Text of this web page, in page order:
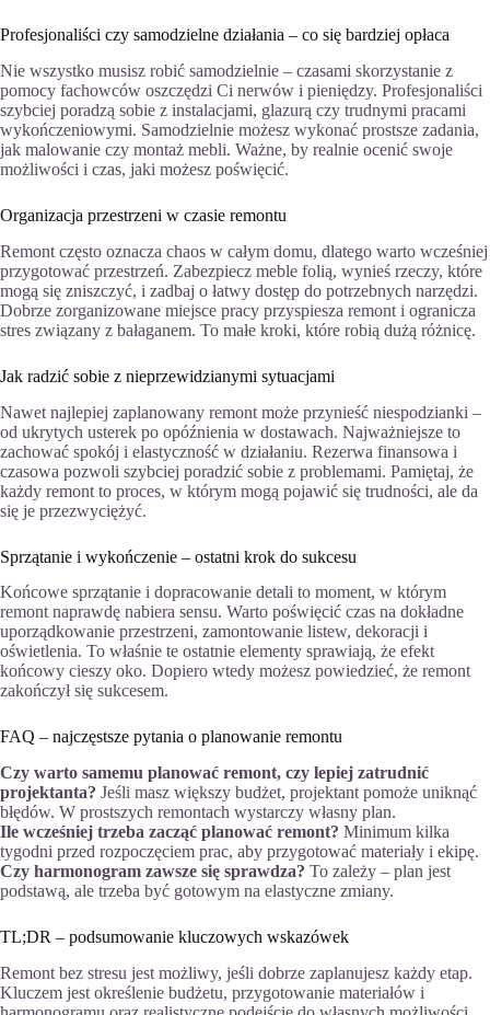
Profesjonaliści czy samodzielne działania – co się bardziej opłaca
Nie wszystko musisz robić samodzielnie – czasami skorzystanie z
pomocy fachowców oszczędzi Ci nerwów i pieniędzy. Profesjonaliści
szybciej poradzą sobie z instalacjami, glazurą czy trudnymi pracami
wykończeniowymi. Samodzielnie możesz wykonać prostsze zadania,
jak malowanie czy montaż mebli. Ważne, by realnie ocenić swoje
możliwości i czas, jaki możesz poświęcić.
Organizacja przestrzeni w czasie remontu
Remont często oznacza chaos w całym domu, dlatego warto wcześniej
przygotować przestrzeń. Zabezpiecz meble folią, wynieś rzeczy, które
mogą się zniszczyć, i zadbaj o łatwy dostęp do potrzebnych narzędzi.
Dobrze zorganizowane miejsce pracy przyspiesza remont i ogranicza
stres związany z bałaganem. To małe kroki, które robią dużą różnicę.
Jak radzić sobie z nieprzewidzianymi sytuacjami
Nawet najlepiej zaplanowany remont może przynieść niespodzianki –
od ukrytych usterek po opóźnienia w dostawach. Najważniejsze to
zachować spokój i elastyczność w działaniu. Rezerwa finansowa i
czasowa pozwoli szybciej poradzić sobie z problemami. Pamiętaj, że
każdy remont to proces, w którym mogą pojawić się trudności, ale da
się je przezwyciężyć.
Sprzątanie i wykończenie – ostatni krok do sukcesu
Końcowe sprzątanie i dopracowanie detali to moment, w którym
remont naprawdę nabiera sensu. Warto poświęcić czas na dokładne
uporządkowanie przestrzeni, zamontowanie listew, dekoracji i
oświetlenia. To właśnie te ostatnie elementy sprawiają, że efekt
końcowy cieszy oko. Dopiero wtedy możesz powiedzieć, że remont
zakończył się sukcesem.
FAQ – najczęstsze pytania o planowanie remontu
Czy warto samemu planować remont, czy lepiej zatrudnić
projektanta? Jeśli masz większy budżet, projektant pomoże uniknąć
błędów. W prostszych remontach wystarczy własny plan.
Ile wcześniej trzeba zacząć planować remont? Minimum kilka
tygodni przed rozpoczęciem prac, aby przygotować materiały i ekipę.
Czy harmonogram zawsze się sprawdza? To zależy – plan jest
podstawą, ale trzeba być gotowym na elastyczne zmiany.
TL;DR – podsumowanie kluczowych wskazówek
Remont bez stresu jest możliwy, jeśli dobrze zaplanujesz każdy etap.
Kluczem jest określenie budżetu, przygotowanie materiałów i